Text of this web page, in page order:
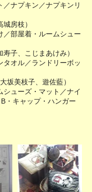
ナプキン／ナプキンリ
房枝）
部屋着・ルームシュー
子、こじまあけみ）
オル／ランドリーボッ
美枝子、遊佐藍）
ューズ・マット／ナイ
・キャップ・ハンガー